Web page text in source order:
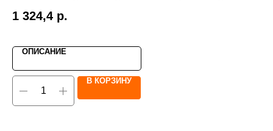
грязи и не нуждается в подкачке в отличие от пневматических колес.
1 324,4 р.
ОПИСАНИЕ
В КОРЗИНУ